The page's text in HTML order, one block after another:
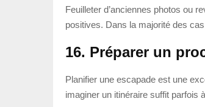
Feuilleter d’anciennes photos ou
positives. Dans la majorité des
16. Préparer un
Planifier une escapade est une
imaginer un itinéraire suffit parfois